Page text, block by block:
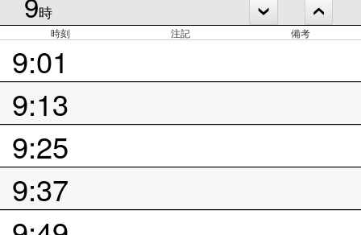
時
時刻 注記 備考
9:01
9:13
9:25
9:37